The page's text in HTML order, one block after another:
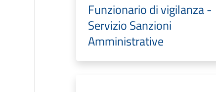
Funzionario di vigilanza -
Servizio Sanzioni
Amministrative